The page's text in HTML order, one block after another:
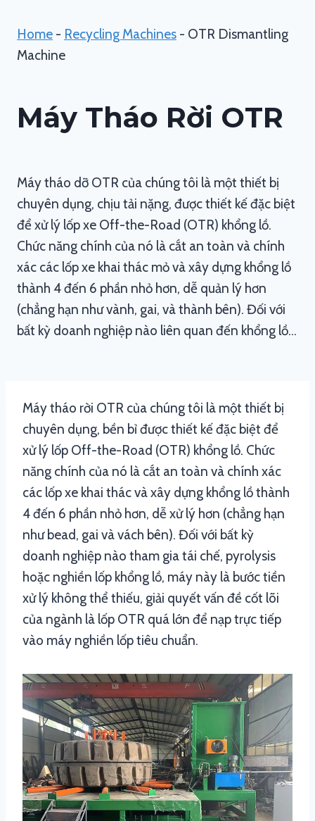
Home - Recycling Machines - OTR Dismantling
Machine
Máy Tháo Rời OTR
Máy tháo dỡ OTR của chúng tôi là một thiết bị
chuyên dụng, chịu tải nặng, được thiết kế đặc biệt
để xử lý lốp xe Off-the-Road (OTR) khổng lồ.
Chức năng chính của nó là cắt an toàn và chính
xác các lốp xe khai thác mỏ và xây dựng khổng lồ
thành 4 đến 6 phần nhỏ hơn, dễ quản lý hơn
(chẳng hạn như vành, gai, và thành bên). Đối với
bất kỳ doanh nghiệp nào liên quan đến khổng lồ…
Máy tháo rời OTR của chúng tôi là một thiết bị
chuyên dụng, bền bỉ được thiết kế đặc biệt để
xử lý lốp Off-the-Road (OTR) khổng lồ. Chức
năng chính của nó là cắt an toàn và chính xác
các lốp xe khai thác và xây dựng khổng lồ thành
4 đến 6 phần nhỏ hơn, dễ xử lý hơn (chẳng hạn
như bead, gai và vách bên). Đối với bất kỳ
doanh nghiệp nào tham gia tái chế, pyrolysis
hoặc nghiền lốp khổng lồ, máy này là bước tiền
xử lý không thể thiếu, giải quyết vấn đề cốt lõi
của ngành là lốp OTR quá lớn để nạp trực tiếp
vào máy nghiền lốp tiêu chuẩn.